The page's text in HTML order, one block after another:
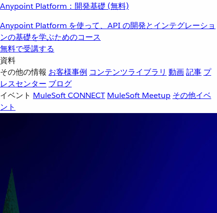
Anypoint Platform：開発基礎 (無料)
Anypoint Platform を使って、API の開発とインテグレーショ
ンの基礎を学ぶためのコース
無料で受講する
資料
その他の情報 お客様事例 コンテンツライブラリ 動画記事 プ
レスセンター ブログ
イベント MuleSoft CONNECT MuleSoft Meetup その他イベ
ント